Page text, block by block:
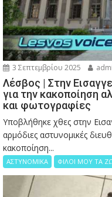
3 Σεπτεμβρίου 2025
Λέσβος | Στην
για την κακοποίηση
και φωτογραφίες
Υποβλήθηκε χθες στην
αρμόδιες αστυνομικές
κακοποίηση...
ΑΣΤΥΝΟΜΙΚΑ ΦΙΛΟΙ ΜΟΥ ΤΑ